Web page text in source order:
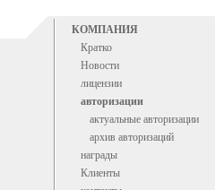
КОМПАНИЯ
Кратко
Новости
лицензии
авторизации
актуальные авторизации
архив авторизаций
награды
Клиенты